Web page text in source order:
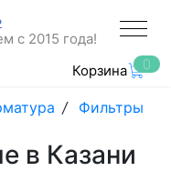
с 2015 года!
Корзина 0
/ Фильтры
в Казани